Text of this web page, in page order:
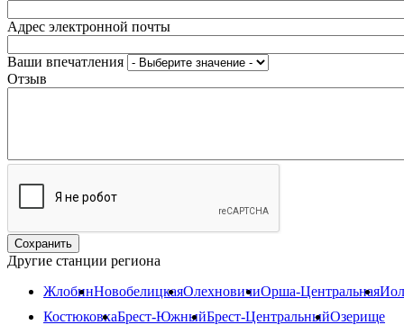
Адрес электронной почты
Ваши впечатления
Отзыв
Другие станции региона
ЖлобинНовобелицкаяОлехновичиОрша-Центральная
КостюковкаБрест-ЮжныйБрест-ЦентральныйОзерище